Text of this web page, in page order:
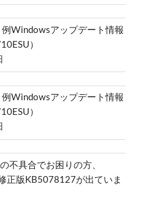
Windowsアップデート情報
）
Windowsアップデート情報
）
不具合でお困りの方、
正版KB5078127が出ていま